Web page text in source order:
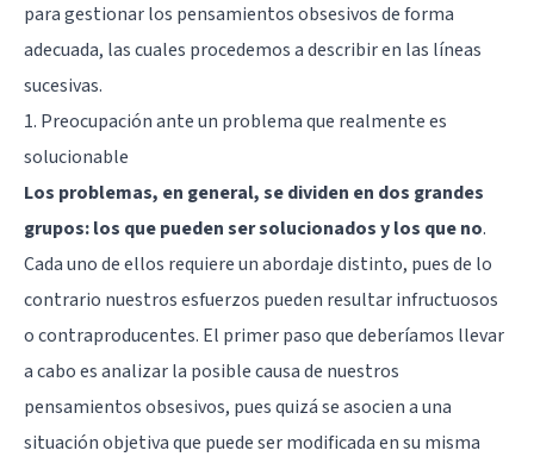
para gestionar los pensamientos obsesivos de forma
adecuada, las cuales procedemos a describir en las líneas
sucesivas.
1. Preocupación ante un problema que realmente es
solucionable
Los problemas, en general, se dividen en dos grandes
grupos: los que pueden ser solucionados y los que no.
Cada uno de ellos requiere un abordaje distinto, pues de lo
contrario nuestros esfuerzos pueden resultar infructuosos
o contraproducentes. El primer paso que deberíamos llevar
a cabo es analizar la posible causa de nuestros
pensamientos obsesivos, pues quizá se asocien a una
situación objetiva que puede ser modificada en su misma